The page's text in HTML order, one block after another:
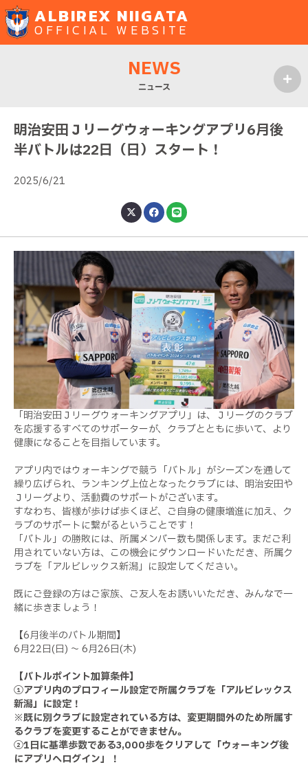
ALBIREX NIIGATA
OFFICIAL WEBSITE
NEWS
ニュース
明治安田Ｊリーグウォーキングアプリ6月後
半バトルは22日（日）スタート！
2025/6/21
「明治安田Ｊリーグウォーキングアプリ」は、Ｊリーグのクラブ
を応援するすべてのサポーターが、クラブとともに歩いて、より
健康になることを目指しています。
アプリ内ではウォーキングで競う「バトル」がシーズンを通して
繰り広げられ、ランキング上位となったクラブには、明治安田や
Ｊリーグより、活動費のサポートがございます。
すなわち、皆様が歩けば歩くほど、ご自身の健康増進に加え、ク
ラブのサポートに繋がるということです！
「バトル」の勝敗には、所属メンバー数も関係します。まだご利
用されていない方は、この機会にダウンロードいただき、所属ク
ラブを「アルビレックス新潟」に設定してください。
既にご登録の方はご家族、ご友人をお誘いいただき、みんなで一
緒に歩きましょう！
【6月後半のバトル期間】
6月22日(日) ～ 6月26日(木)
【バトルポイント加算条件】
①アプリ内のプロフィール設定で所属クラブを「アルビレックス
新潟」に設定！
※既に別クラブに設定されている方は、変更期間外のため所属す
るクラブを変更することができません。
②1日に基準歩数である3,000歩をクリアして「ウォーキング後
にアプリへログイン」！